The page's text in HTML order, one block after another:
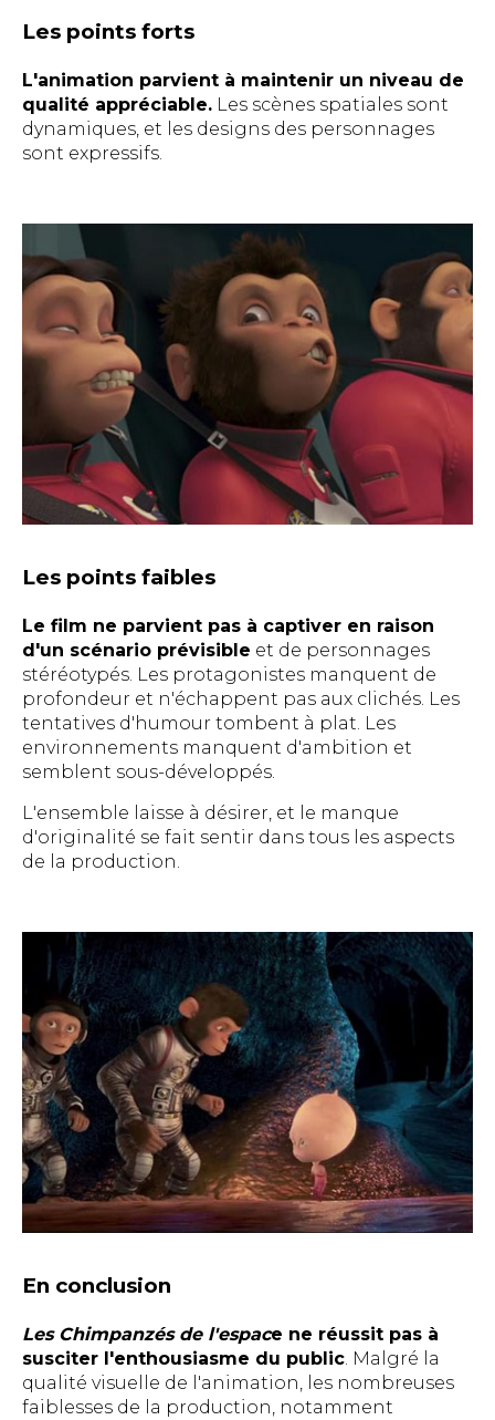
Les points forts
L'animation parvient à maintenir un niveau de
qualité appréciable. Les scènes spatiales sont
dynamiques, et les designs des personnages
sont expressifs.
Les points faibles
Le film ne parvient pas à captiver en raison
d'un scénario prévisible et de personnages
stéréotypés. Les protagonistes manquent de
profondeur et n'échappent pas aux clichés. Les
tentatives d'humour tombent à plat. Les
environnements manquent d'ambition et
semblent sous-développés.
L'ensemble laisse à désirer, et le manque
d'originalité se fait sentir dans tous les aspects
de la production.
En conclusion
Les Chimpanzés de l'espace ne réussit pas à
susciter l'enthousiasme du public. Malgré la
qualité visuelle de l'animation, les nombreuses
faiblesses de la production, notamment